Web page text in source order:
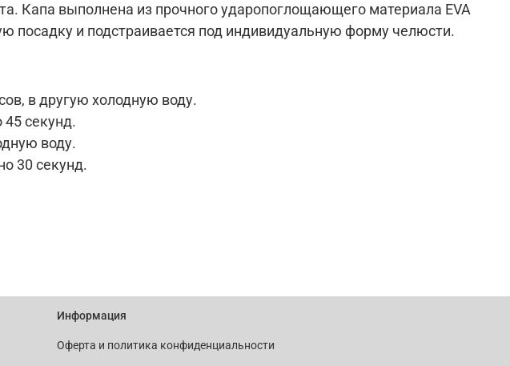
Капа выполнена из прочного ударопоглощающего материала EVA
посадку и подстраивается под индивидуальную форму челюсти.
в другую холодную воду.
секунд.
воду.
30 секунд.
Информация
Оферта и политика конфиденциальности